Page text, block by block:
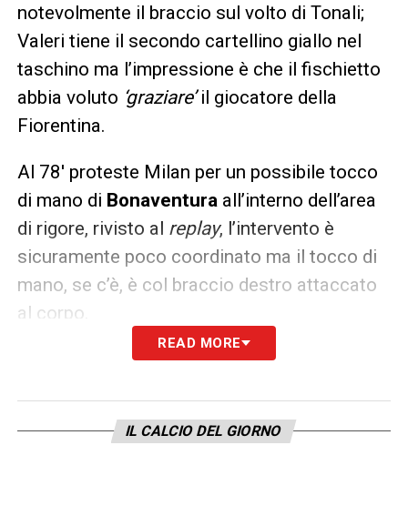
notevolmente il braccio sul volto di Tonali;
Valeri tiene il secondo cartellino giallo nel
taschino ma l’impressione è che il fischietto
abbia voluto ‘graziare’il giocatore della
Fiorentina.
Al 78′ proteste Milan per un possibile tocco
di mano di Bonaventura all’interno dell’area
di rigore, rivisto al replay, l’intervento è
sicuramente poco coordinato ma il tocco di
mano, se c’è, è col braccio destro attaccato
al corpo.
Nel finale, altre proteste Milan per un
della Fiorentina colpisce con un’ancata il
portoghese ma visto iltrenddi questa
READ MORE
IL CALCIO DEL GIORNO